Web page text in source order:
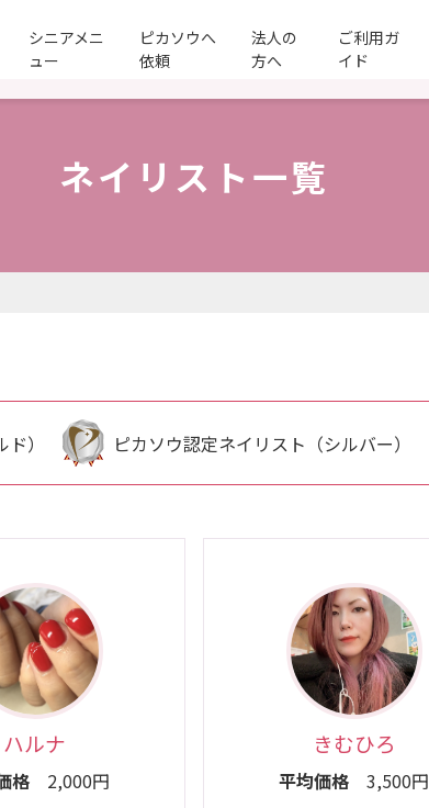
シニアメニ
ュー
ピカソウへ
依頼
法人の
方へ
ご利用ガ
イド
ネイリスト一覧
） ピカソウ認定ネイリスト（シルバー）
ハルナ
格 2,000円
きむひろ
平均価格 3,500円